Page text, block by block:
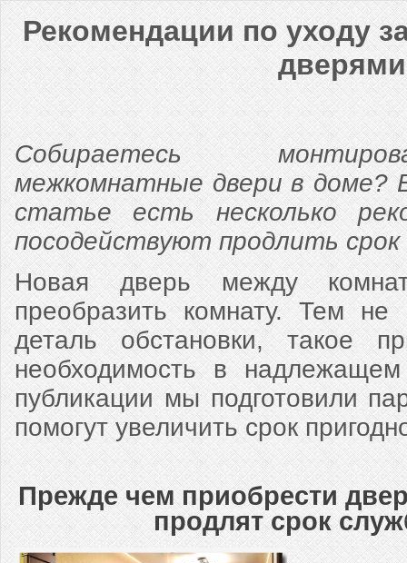
Рекомендации по уходу
дверями
Собираетесь
межкомнатные двери в доме?
статье есть несколько
посодействуют продлить срок
Новая дверь между
преобразить комнату. Тем
деталь обстановки, такое
необходимость в
публикации мы подготовили
помогут увеличить срок
Прежде чем приобрести
продлят срок